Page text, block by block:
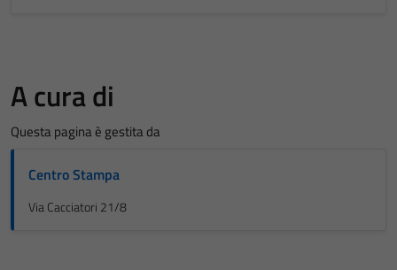
A cura di
Questa pagina è gestita da
Centro Stampa
Via Cacciatori 21/8